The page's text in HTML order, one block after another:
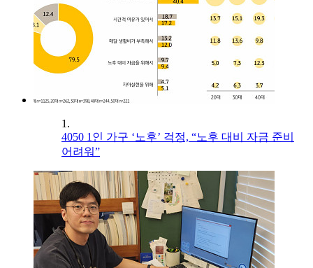
1.
4050 1인 가구 ‘노후’ 걱정, “노후 대비 자금 준비
어려워”